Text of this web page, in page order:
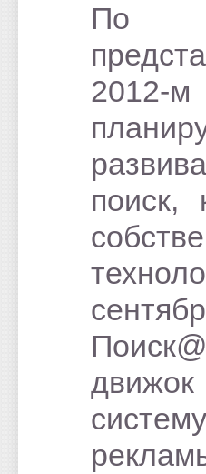
По
поиск,